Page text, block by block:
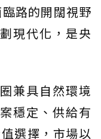
路的開闊視野
現代化，是央
兼具自然環境
穩定、供給有
選擇，市場以